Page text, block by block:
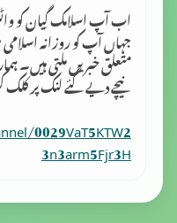
اب آپ اسلامک گِیان کو
جہاں آپ کو روزانہ
متعلق خبریں ملتی ہیں۔
نیچے دیے گئے لنک پر
0029VaT5KTW2
3n3arm5Fjr3H